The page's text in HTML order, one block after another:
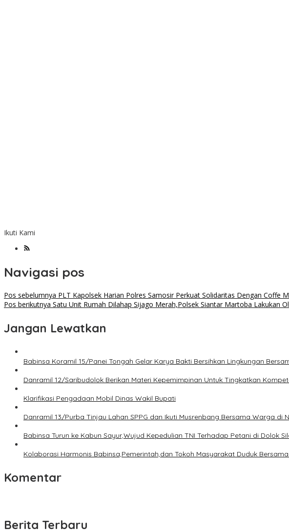
Ikuti Kami
Navigasi pos
Pos sebelumnya PLT Kapolsek Harian Polres Samosir Perkuat Solidaritas Dengan Coffe
Pos berikutnya Satu Unit Rumah Dilahap Sijago Merah,Polsek Siantar Martoba Lakukan
Jangan Lewatkan
Babinsa Koramil 15/Panei Tongah Gelar Karya Bakti Bersihkan Lingkungan
Danramil 12/Saribudolok Berikan Materi Kepemimpinan Untuk Tingkatkan
Klarifikasi Pengadaan Mobil Dinas Wakil Bupati
Danramil 13/Purba Tinjau Lahan SPPG dan Ikuti Musrenbang Bersama Warga di
Babinsa Turun ke Kabun Sayur,Wujud Kepedulian TNI Terhadap Petani di Dolok
Kolaborasi Harmonis Babinsa,Pemerintah,dan Tokoh Masyarakat Duduk
Komentar
Berita Terbaru